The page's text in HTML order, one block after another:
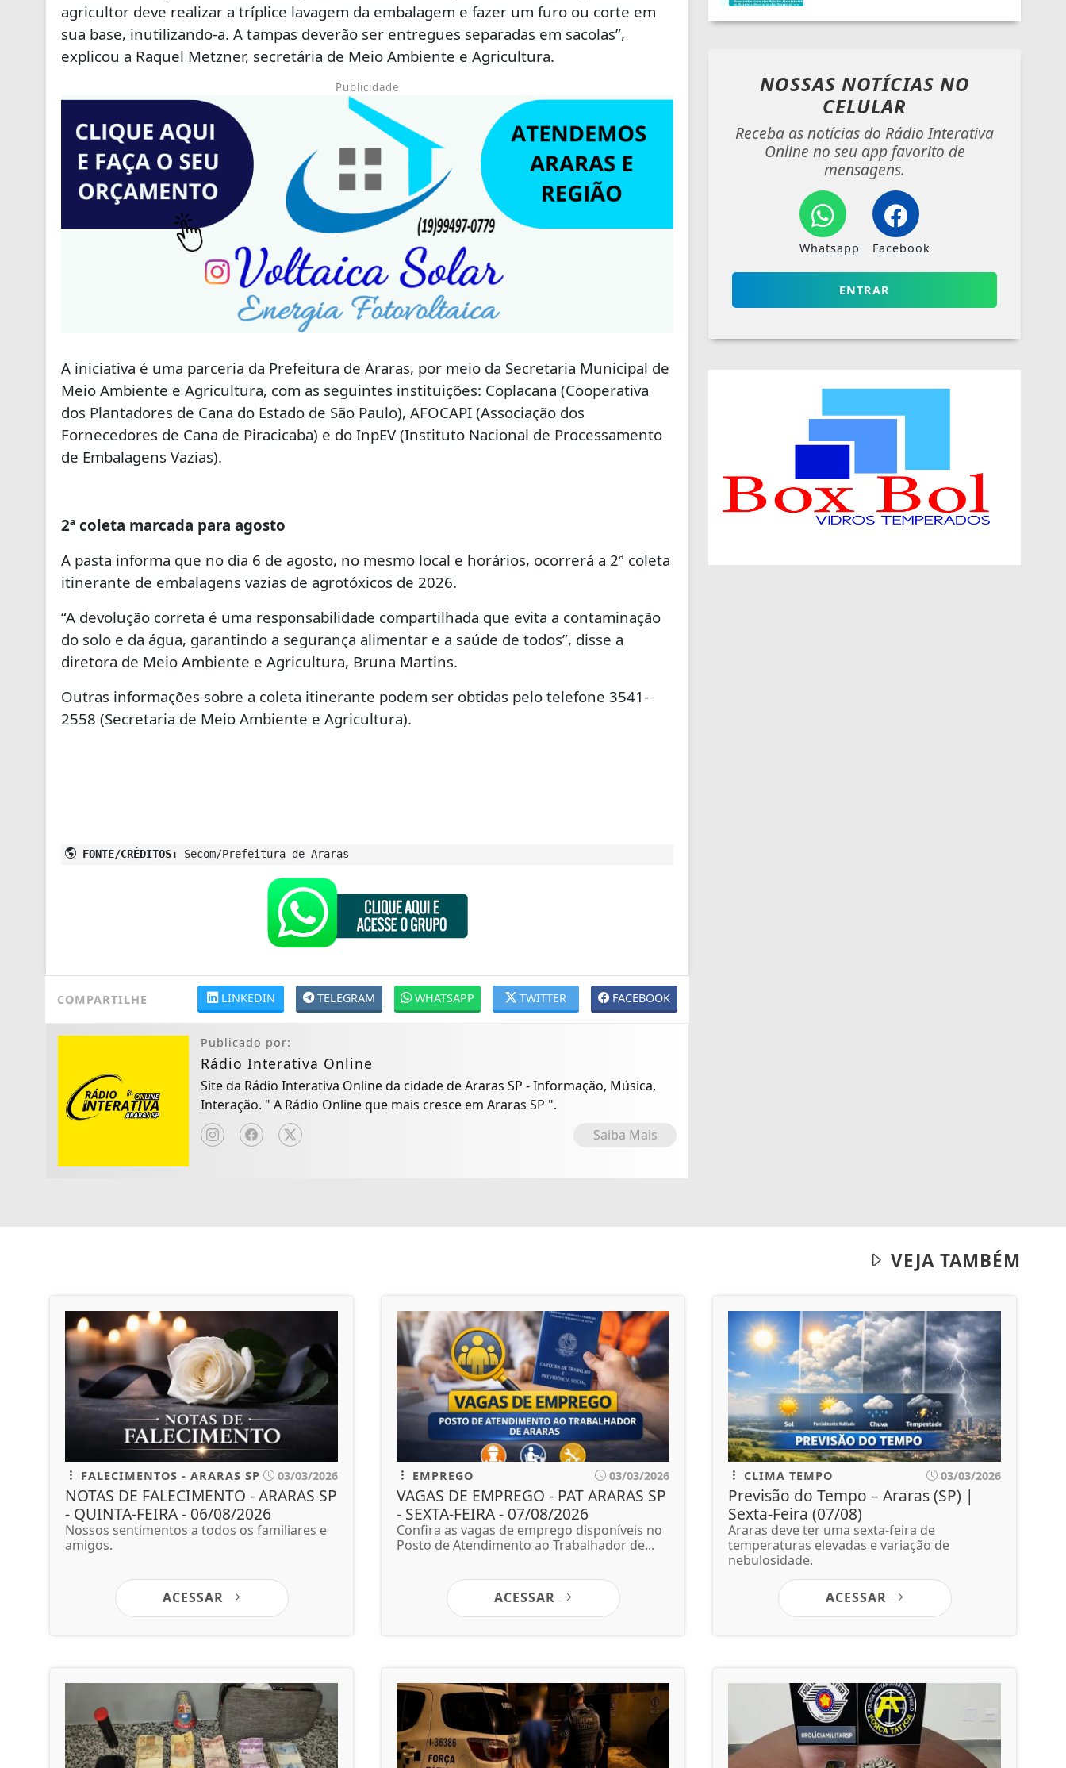
agricultor deve realizar a tríplice lavagem da embalagem e fazer um furo ou corte em
sua base, inutilizando-a. A tampas deverão ser entregues separadas em sacolas”,
explicou a Raquel Metzner, secretária de Meio Ambiente e Agricultura.
Publicidade
A iniciativa é uma parceria da Prefeitura de Araras, por meio da Secretaria Municipal de
Meio Ambiente e Agricultura, com as seguintes instituições: Coplacana (Cooperativa
dos Plantadores de Cana do Estado de São Paulo), AFOCAPI (Associação dos
Fornecedores de Cana de Piracicaba) e do InpEV (Instituto Nacional de Processamento
de Embalagens Vazias).
2ª coleta marcada para agosto
A pasta informa que no dia 6 de agosto, no mesmo local e horários, ocorrerá a 2ª coleta
itinerante de embalagens vazias de agrotóxicos de 2026.
“A devolução correta é uma responsabilidade compartilhada que evita a contaminação
do solo e da água, garantindo a segurança alimentar e a saúde de todos”, disse a
diretora de Meio Ambiente e Agricultura, Bruna Martins.
Outras informações sobre a coleta itinerante podem ser obtidas pelo telefone 3541-
2558 (Secretaria de Meio Ambiente e Agricultura).
FONTE/CRÉDITOS: Secom/Prefeitura de Araras
COMPARTILHE FACEBOOK
TWITTER
WHATSAPP
TELEGRAM
LINKEDIN
Publicado por:
Rádio Interativa Online
Site da Rádio Interativa Online da cidade de Araras SP - Informação, Música,
Interação. " A Rádio Online que mais cresce em Araras SP ".
Saiba Mais
NOSSAS NOTÍCIAS NO
CELULAR
Receba as notícias do Rádio Interativa
Online no seu app favorito de
mensagens.
Whatsapp Facebook
ENTRAR
VEJA TAMBÉM
FALECIMENTOS - ARARAS SP 03/03/2026
NOTAS DE FALECIMENTO - ARARAS SP
- QUINTA-FEIRA - 06/08/2026
Nossos sentimentos a todos os familiares e
amigos.
ACESSAR
EMPREGO 03/03/2026
VAGAS DE EMPREGO - PAT ARARAS SP
- SEXTA-FEIRA - 07/08/2026
Confira as vagas de emprego disponíveis no
Posto de Atendimento ao Trabalhador de...
ACESSAR
CLIMA TEMPO 03/03/2026
Previsão do Tempo – Araras (SP) |
Sexta-Feira (07/08)
Araras deve ter uma sexta-feira de
temperaturas elevadas e variação de
nebulosidade.
ACESSAR